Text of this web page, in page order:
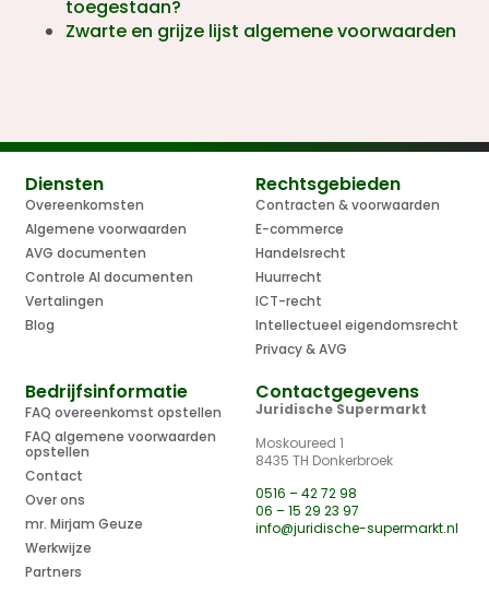
toegestaan?
Zwarte en grijze lijst algemene voorwaarden
Diensten
Overeenkomsten
Algemene voorwaarden
AVG documenten
Controle AI documenten
Vertalingen
Blog
Rechtsgebieden
Contracten & voorwaarden
E-commerce
Handelsrecht
Huurrecht
ICT-recht
Intellectueel eigendomsrecht
Privacy & AVG
Bedrijfsinformatie
FAQ overeenkomst opstellen
FAQ algemene voorwaarden
opstellen
Contact
Over ons
mr. Mirjam Geuze
Werkwijze
Partners
Contactgegevens
Juridische Supermarkt
Moskoureed 1
8435 TH Donkerbroek
0516 – 42 72 98
06 – 15 29 23 97
info@juridische-supermarkt.nl